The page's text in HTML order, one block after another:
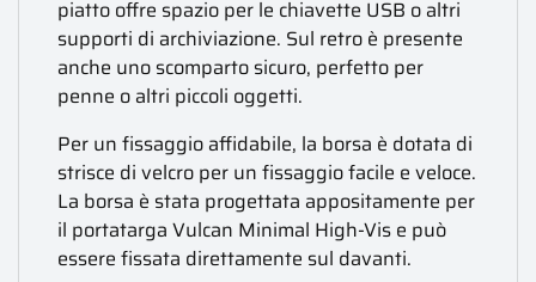
piatto offre spazio per le chiavette USB o altri
supporti di archiviazione. Sul retro è presente
anche uno scomparto sicuro, perfetto per
penne o altri piccoli oggetti.
Per un fissaggio affidabile, la borsa è dotata di
strisce di velcro per un fissaggio facile e veloce.
La borsa è stata progettata appositamente per
il portatarga Vulcan Minimal High-Vis e può
essere fissata direttamente sul davanti.